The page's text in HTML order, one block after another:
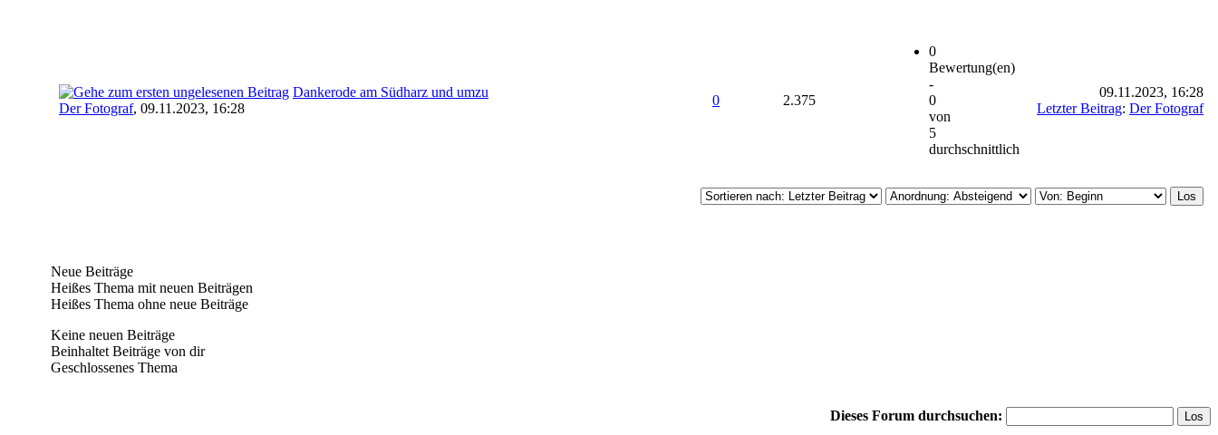
Dankerode am Südharz und umzu
Der Fotograf, 09.11.2023, 16:28
0 2.375
0
Bewertung(en)
-
0
von
5
durchschnittlich
09.11.2023, 16:28
Letzter Beitrag: Der Fotograf
Neue Beiträge
Heißes Thema mit neuen Beiträgen
Heißes Thema ohne neue Beiträge
Keine neuen Beiträge
Beinhaltet Beiträge von dir
Geschlossenes Thema
Dieses Forum durchsuchen: